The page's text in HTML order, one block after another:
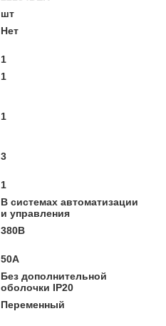
шт
Нет
1
1
1
3
1
В системах автоматизации
и управления
380В
50А
Без дополнительной
оболочки IP20
Переменный